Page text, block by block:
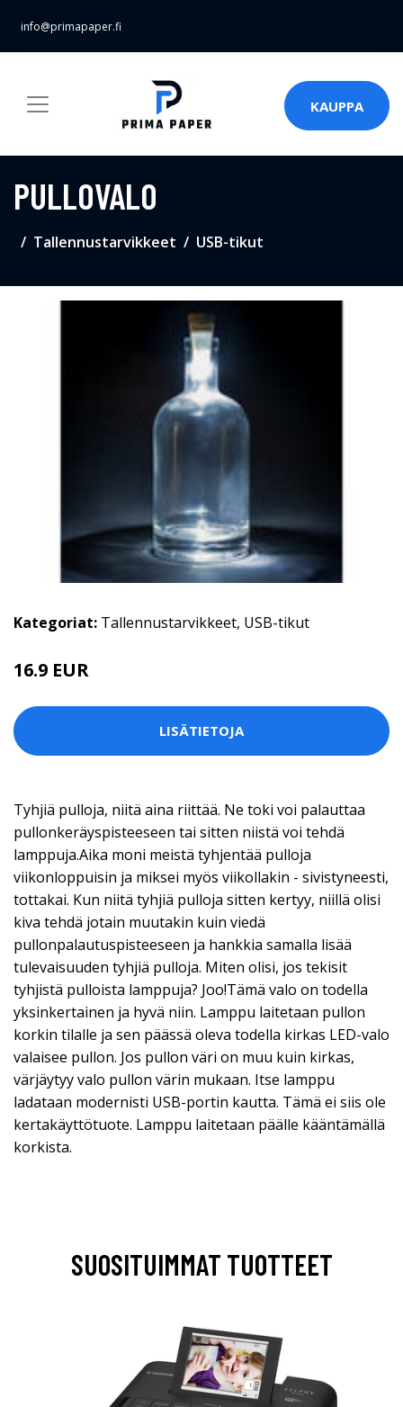
info@primapaper.fi
KAUPPA
PULLOVALO
Tallennustarvikkeet USB-tikut
Kategoriat: Tallennustarvikkeet, USB-tikut
16.9 EUR
LISÄTIETOJA
Tyhjiä pulloja, niitä aina riittää. Ne toki voi palauttaa
pullonkeräyspisteeseen tai sitten niistä voi tehdä
lamppuja.Aika moni meistä tyhjentää pulloja
viikonloppuisin ja miksei myös viikollakin - sivistyneesti,
tottakai. Kun niitä tyhjiä pulloja sitten kertyy, niillä olisi
kiva tehdä jotain muutakin kuin viedä
pullonpalautuspisteeseen ja hankkia samalla lisää
tulevaisuuden tyhjiä pulloja. Miten olisi, jos tekisit
tyhjistä pulloista lamppuja? Joo!Tämä valo on todella
yksinkertainen ja hyvä niin. Lamppu laitetaan pullon
korkin tilalle ja sen päässä oleva todella kirkas LED-valo
valaisee pullon. Jos pullon väri on muu kuin kirkas,
värjäytyy valo pullon värin mukaan. Itse lamppu
ladataan modernisti USB-portin kautta. Tämä ei siis ole
kertakäyttötuote. Lamppu laitetaan päälle kääntämällä
korkista.
SUOSITUIMMAT TUOTTEET